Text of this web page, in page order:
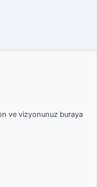
ve vizyonunuz buraya